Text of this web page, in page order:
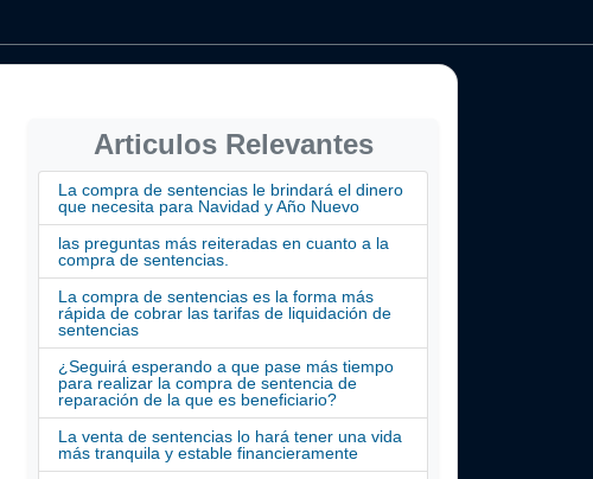
Articulos Relevantes
La compra de sentencias le brindará el dinero
que necesita para Navidad y Año Nuevo
las preguntas más reiteradas en cuanto a la
compra de sentencias.
La compra de sentencias es la forma más
rápida de cobrar las tarifas de liquidación de
sentencias
¿Seguirá esperando a que pase más tiempo
para realizar la compra de sentencia de
reparación de la que es beneficiario?
La venta de sentencias lo hará tener una vida
más tranquila y estable financieramente